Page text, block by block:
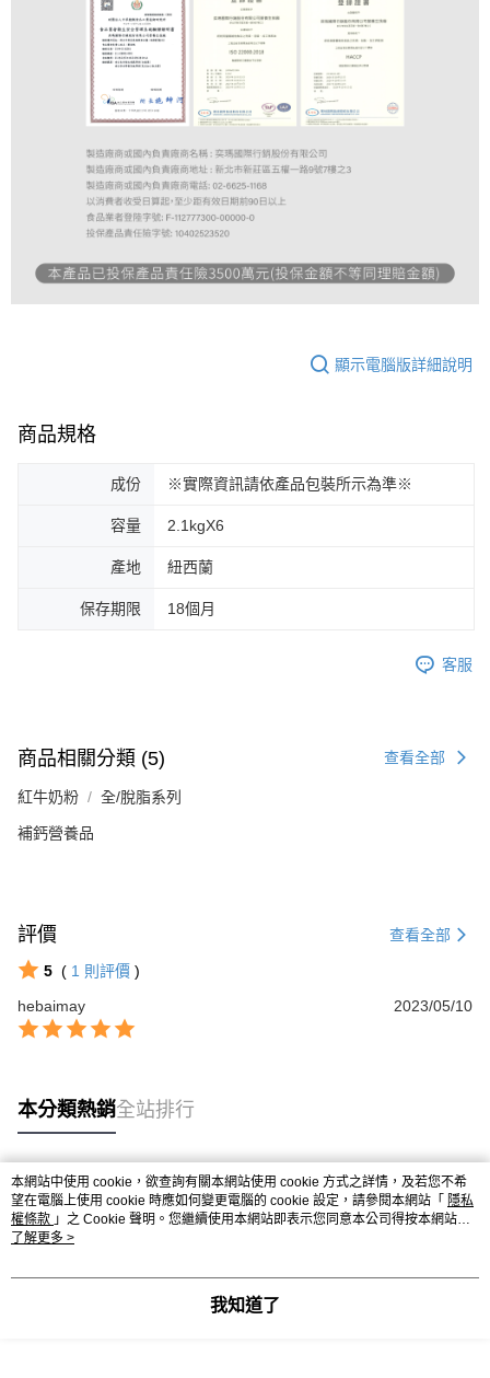
顯示電腦版詳細說明
商品規格
成份 ※實際資訊請依產品包裝所示為準※
容量 2.1kgX6
產地 紐西蘭
保存期限 18個月
客服
商品相關分類 (5) 查看全部
紅牛奶粉 全/脫脂系列
補鈣營養品
評價 查看全部
5 ( 1 則評價 )
hebaimay
2023/05/10
本分類熱銷全站排行
熱門標籤
本網站中使用 cookie，欲查詢有關本網站使用 cookie 方式之詳情，及若您不希
望在電腦上使用 cookie 時應如何變更電腦的 cookie 設定，請參閱本網站「 隱私
權條款 」之 Cookie 聲明。您繼續使用本網站即表示您同意本公司得按本網站使
用條款之 Cookie 聲明使用 cookie。
了解更多 >
我知道了